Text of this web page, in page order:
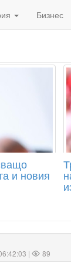
Бизнес
и новия
| 89